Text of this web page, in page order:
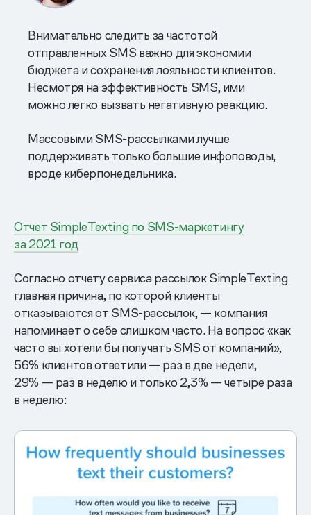
Внимательно следить за частотой
отправленных SMS важно для экономии
бюджета и сохранения лояльности клиентов.
Несмотря на эффективность SMS, ими
можно легко вызвать негативную реакцию.
Массовыми SMS-рассылками лучше
поддерживать только большие инфоповоды,
вроде киберпонедельника.
Отчет SimpleTexting по SMS-маркетингу
за 2021 год
Согласно отчету сервиса рассылок SimpleTexting
главная причина, по которой клиенты
отказываются от SMS-рассылок, — компания
напоминает о себе слишком часто. На вопрос «как
часто вы хотели бы получать SMS от компаний»,
56% клиентов ответили — раз в две недели,
29% — раз в неделю и только 2,3% — четыре раза
в неделю: